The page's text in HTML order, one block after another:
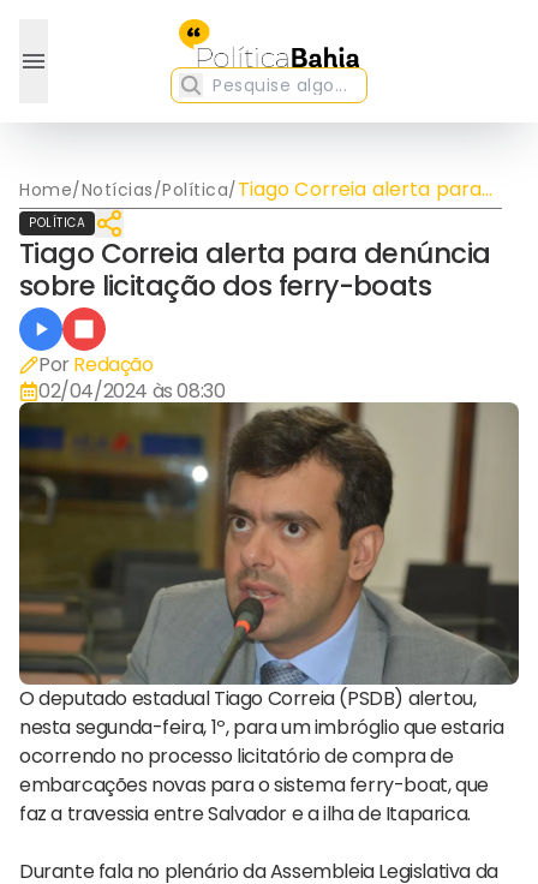
Home/Notícias/Política/Tiago Correia alerta para
denúncia sobre licitação
POLÍTICA
Tiago Correia alerta para denúncia
sobre licitação dos ferry-boats
Por Redação
02/04/2024 às 08:30
O deputado estadual Tiago Correia (PSDB) alertou,
nesta segunda-feira, 1º, para um imbróglio que estaria
ocorrendo no processo licitatório de compra de
embarcações novas para o sistema ferry-boat, que
faz a travessia entre Salvador e a ilha de Itaparica.
Durante fala no plenário da Assembleia Legislativa da